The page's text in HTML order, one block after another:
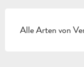
Alle Arten von